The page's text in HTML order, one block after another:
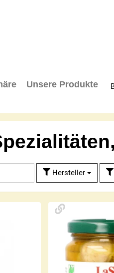
Unsere Produkte
Hersteller